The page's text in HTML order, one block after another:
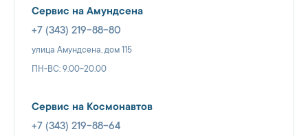
Сервис на Амундсена
+7 (343) 219-88-80
улица Амундсена, дом 115
ПН-ВС: 9.00-20.00
Сервис на Космонавтов
+7 (343) 219-88-64